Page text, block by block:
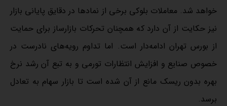
خواهد شد. معاملات بلوکی برخی از نمادها در دقایق پایانی بازار
نیز حکایت از آن دارد که همچنان تحرکات بازارساز برای حمایت
از بورس تهران ادامه‌دار است. اما تداوم رویه‌‌های نادرست در
خصوص صنایع و افزایش انتظارات تورمی و به تبع آن رشد نرخ
بهره بدون ریسک مانع از آن شده است تا بازار سهام به تعادل
برسد.